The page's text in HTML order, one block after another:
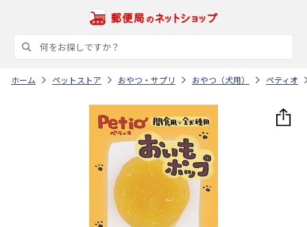
ホーム ペットストア おやつ・サプリ おやつ（犬用） ペティオ